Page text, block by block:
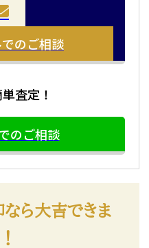
のご相談
査定！
のご相談
ら大吉できま